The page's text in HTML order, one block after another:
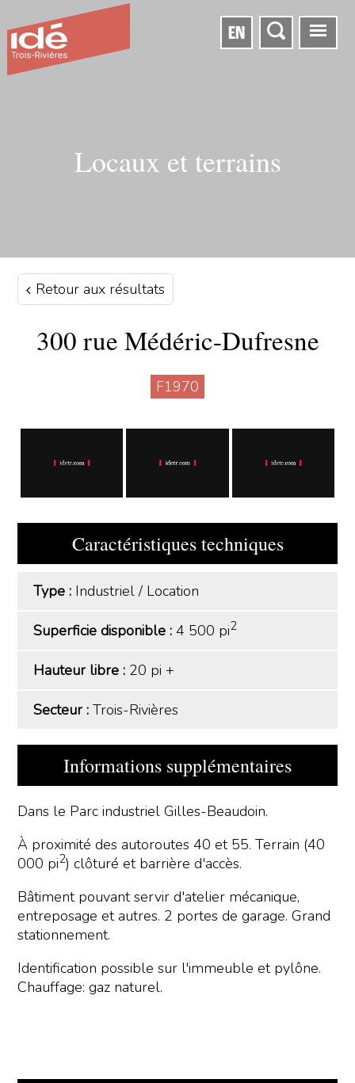
EN
Locaux et terrains
Retour aux résultats
300 rue Médéric-Dufresne
F1970
Caractéristiques techniques
Type : Industriel/ Location
Superficie disponible :4 500 pi2
Hauteur libre : 20 pi +
Secteur :Trois-Rivières
Informations supplémentaires
Dans le Parc industriel Gilles-Beaudoin.
À proximité des autoroutes 40 et 55. Terrain (40
000 pi2) clôturé et barrière d'accès.
Bâtiment pouvant servir d'atelier mécanique,
entreposage et autres. 2 portes de garage. Grand
stationnement.
Identification possible sur l'immeuble et pylône.
Chauffage: gaz naturel.